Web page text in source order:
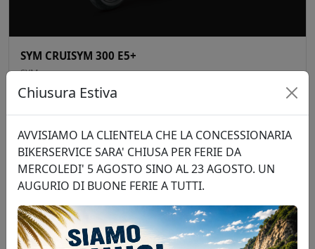
SYM CRUISYM 300 E5+
SYM
€ 5.199 F.C.
Dettagli →
Chiusura Estiva
AVVISIAMO LA CLIENTELA CHE LA CONCESSIONARIA
BIKERSERVICE SARA' CHIUSA PER FERIE DA
MERCOLEDI' 5 AGOSTO SINO AL 23 AGOSTO. UN
AUGURIO DI BUONE FERIE A TUTTI.